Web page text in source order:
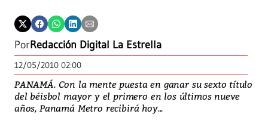
PorRedacción Digital La Estrella
12/05/2010 02:00
PANAMÁ. Con la mente puesta en ganar su sexto título
del béisbol mayor y el primero en los últimos nueve
años, Panamá Metro recibirá hoy...